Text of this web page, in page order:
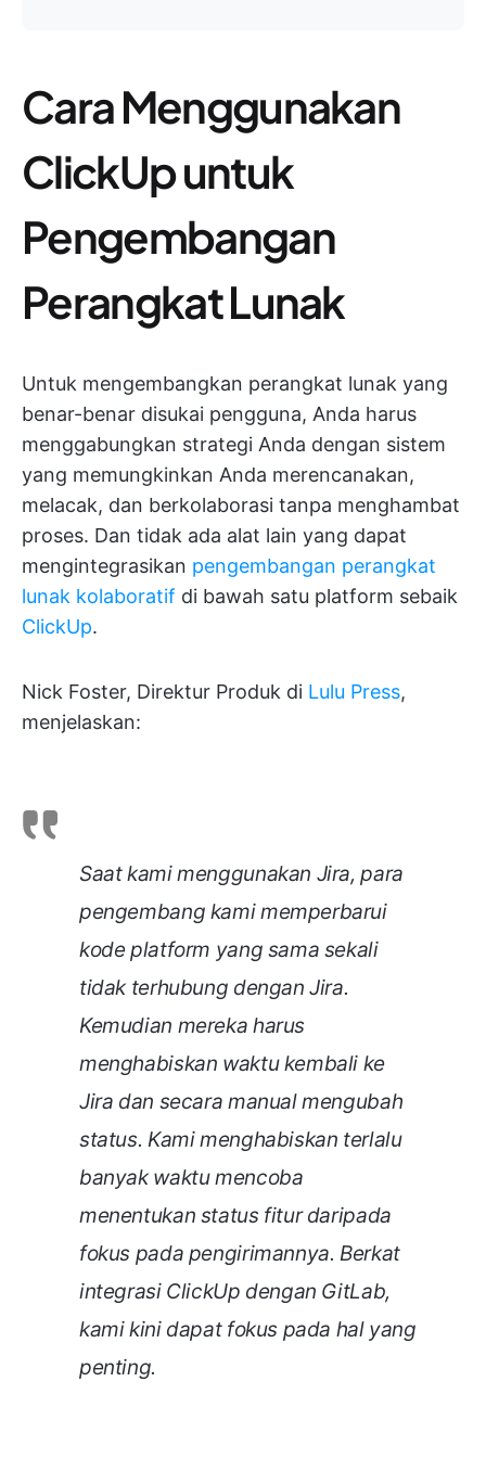
Cara Menggunakan
ClickUp untuk
Pengembangan
Perangkat Lunak
Untuk mengembangkan perangkat lunak yang
benar-benar disukai pengguna, Anda harus
menggabungkan strategi Anda dengan sistem
yang memungkinkan Anda merencanakan,
melacak, dan berkolaborasi tanpa menghambat
proses. Dan tidak ada alat lain yang dapat
mengintegrasikan pengembangan perangkat
lunak kolaboratif di bawah satu platform sebaik
ClickUp.
Nick Foster, Direktur Produk di Lulu Press,
menjelaskan:
Saat kami menggunakan Jira, para
pengembang kami memperbarui
kode platform yang sama sekali
tidak terhubung dengan Jira.
Kemudian mereka harus
menghabiskan waktu kembali ke
Jira dan secara manual mengubah
status. Kami menghabiskan terlalu
banyak waktu mencoba
menentukan status fitur daripada
fokus pada pengirimannya. Berkat
integrasi ClickUp dengan GitLab,
kami kini dapat fokus pada hal yang
penting.